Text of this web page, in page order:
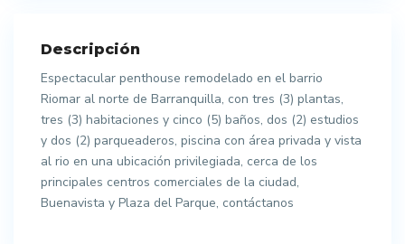
Descripción
Espectacular penthouse remodelado en el barrio
Riomar al norte de Barranquilla, con tres (3) plantas,
tres (3) habitaciones y cinco (5) baños, dos (2) estudios
y dos (2) parqueaderos, piscina con área privada y vista
al rio en una ubicación privilegiada, cerca de los
principales centros comerciales de la ciudad,
Buenavista y Plaza del Parque, contáctanos